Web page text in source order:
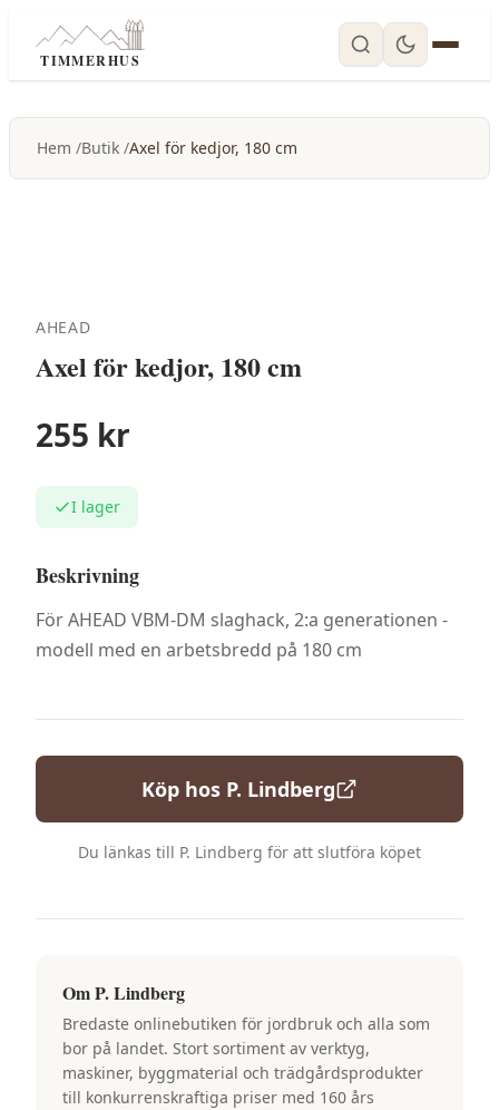
TIMMERHUS
Hem Butik Axel för kedjor, 180 cm
AHEAD
Axel för kedjor, 180 cm
255 kr
I lager
Beskrivning
För AHEAD VBM-DM slaghack, 2:a generationen -
modell med en arbetsbredd på 180 cm
Köp hos P. Lindberg
Du länkas till P. Lindberg för att slutföra köpet
OmP. Lindberg
Bredaste onlinebutiken för jordbruk och alla som
bor på landet. Stort sortiment av verktyg,
maskiner, byggmaterial och trädgårdsprodukter
till konkurrenskraftiga priser med 160 års